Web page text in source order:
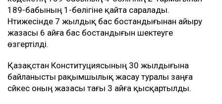
189-бабының 1-бөлігіне қайта саралады.
Нәтижесінде 7 жылдық бас бостандығынан айыру
жазасы 6 айға бас бостандығын шектеуге
өзгертілді.
Қазақстан Конституциясының 30 жылдығына
байланысты рақымшылық жасау туралы заңға
сәйкес оның жазасы тағы 3 айға қысқартылды.